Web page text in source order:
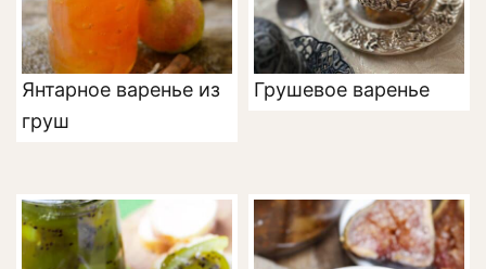
Янтарное варенье из
груш
Грушевое варенье